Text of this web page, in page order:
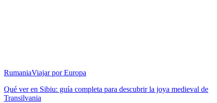
RumaniaViajar por Europa
Qué ver en Sibiu: guía completa para descubrir la joya medieval de
Transilvania